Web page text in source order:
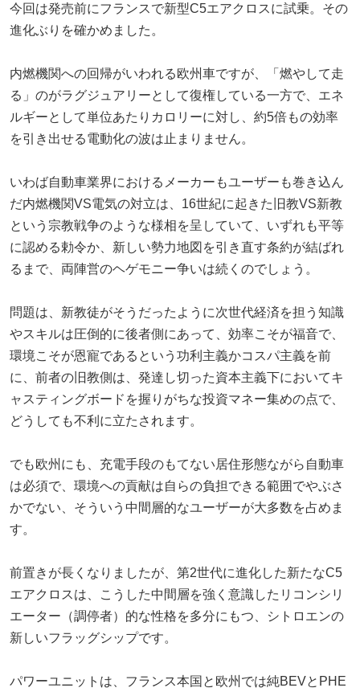
今回は発売前にフランスで新型C5エアクロスに試乗。その
進化ぶりを確かめました。
内燃機関への回帰がいわれる欧州車ですが、「燃やして走
る」のがラグジュアリーとして復権している一方で、エネ
ルギーとして単位あたりカロリーに対し、約5倍もの効率
を引き出せる電動化の波は止まりません。
いわば自動車業界におけるメーカーもユーザーも巻き込ん
だ内燃機関VS電気の対立は、16世紀に起きた旧教VS新教
という宗教戦争のような様相を呈していて、いずれも平等
に認める勅令か、新しい勢力地図を引き直す条約が結ばれ
るまで、両陣営のヘゲモニー争いは続くのでしょう。
問題は、新教徒がそうだったように次世代経済を担う知識
やスキルは圧倒的に後者側にあって、効率こそが福音で、
環境こそが恩寵であるという功利主義かコスパ主義を前
に、前者の旧教側は、発達し切った資本主義下においてキ
ャスティングボードを握りがちな投資マネー集めの点で、
どうしても不利に立たされます。
でも欧州にも、充電手段のもてない居住形態ながら自動車
は必須で、環境への貢献は自らの負担できる範囲でやぶさ
かでない、そういう中間層的なユーザーが大多数を占めま
す。
前置きが長くなりましたが、第2世代に進化した新たなC5
エアクロスは、こうした中間層を強く意識したリコンシリ
エーター（調停者）的な性格を多分にもつ、シトロエンの
新しいフラッグシップです。
パワーユニットは、フランス本国と欧州では純BEVとPHE